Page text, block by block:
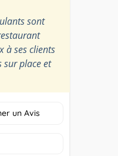
sont
à ses clients
sur place et
un Avis